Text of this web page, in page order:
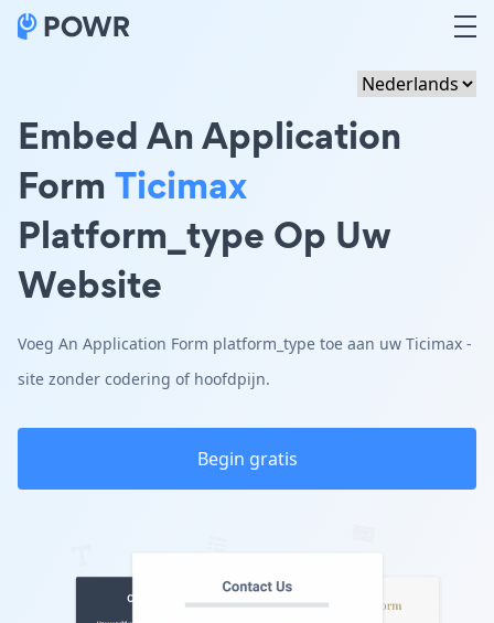
Embed An Application
Form Ticimax
Platform_type Op Uw
Website
Voeg An Application Form platform_type toe aan uw Ticimax -
site zonder codering of hoofdpijn.
Begin gratis